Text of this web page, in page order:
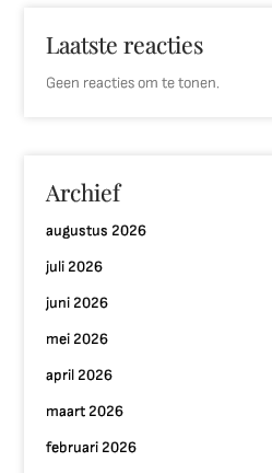
Laatste reacties
Geen reacties om te tonen.
Archief
augustus 2026
juli 2026
juni 2026
mei 2026
april 2026
maart 2026
februari 2026